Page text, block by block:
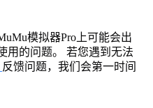
模拟器Pro上可能会出
用的问题。 若您遇到无法
反馈问题，我们会第一时间